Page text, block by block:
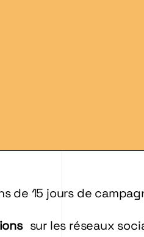
de 15 jours de
sur les réseaux